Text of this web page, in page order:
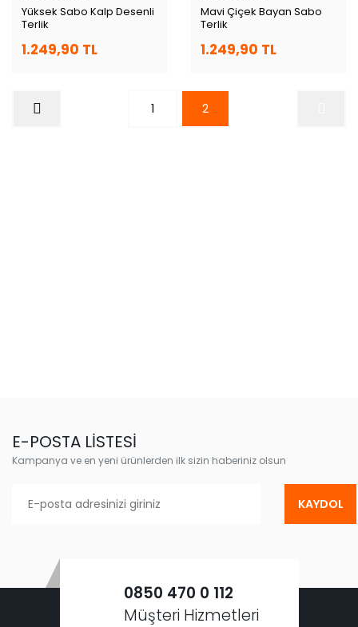
Yüksek Sabo Kalp Desenli
Terlik
1.249,90 TL
Mavi Çiçek Bayan Sabo
Terlik
1.249,90 TL
1 2
E-POSTA LİSTESİ
Kampanya ve en yeni ürünlerden ilk sizin haberiniz olsun
KAYDOL
0850 470 0 112
Müşteri Hizmetleri